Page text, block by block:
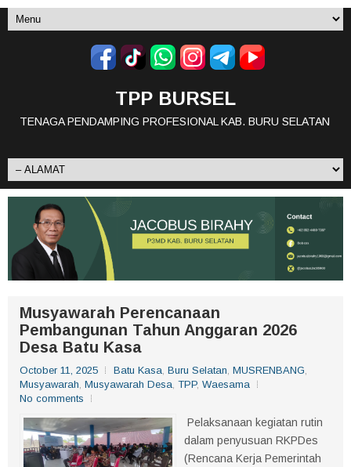
TPP BURSEL
TENAGA PENDAMPING PROFESIONAL KAB. BURU SELATAN
Musyawarah Perencanaan
Pembangunan Tahun Anggaran 2026
Desa Batu Kasa
October 11, 2025 Batu Kasa, Buru Selatan, MUSRENBANG,
Musyawarah, Musyawarah Desa, TPP, Waesama
No comments
Pelaksanaan kegiatan rutin
dalam penyusuan RKPDes
(Rencana Kerja Pemerintah